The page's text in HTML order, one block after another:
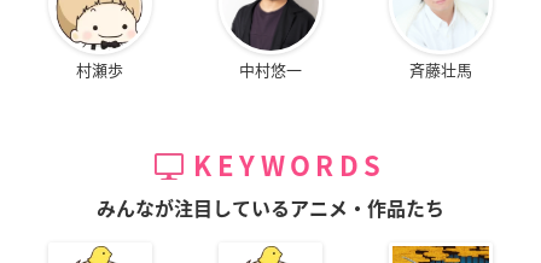
村瀬歩 中村悠一 斉藤壮馬
KEYWORDS
みんなが注目しているアニメ・作品たち